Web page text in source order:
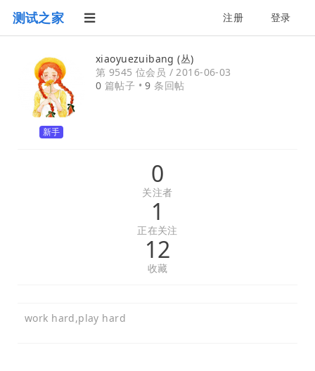
测试之家 注册 登录
新手
xiaoyuezuibang (丛)
第 9545 位会员 /2016-06-03
0 篇帖子 •9 条回帖
0
关注者
1
正在关注
12
收藏
work hard,play hard